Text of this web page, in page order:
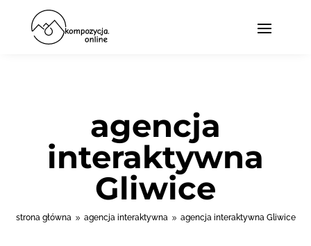
agencja
interaktywna
Gliwice
strona główna 9 agencja interaktywna 9 agencja interaktywna Gliwice